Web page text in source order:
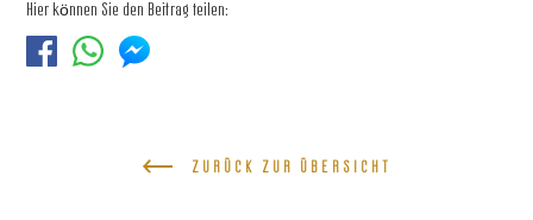
Hier können Sie den Beitrag teilen:
ZURÜCK ZUR ÜBERSICHT